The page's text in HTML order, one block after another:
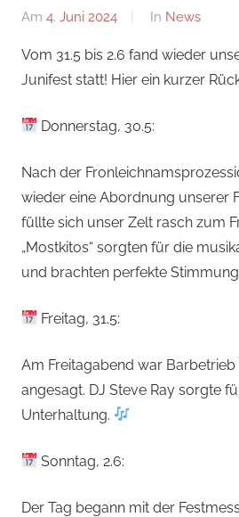
Am 4. Juni 2024
Von
Grundtner
In News
Vom 31.5 bis 2.6 fand wieder
Junifest statt! Hier ein kurzer
Donnerstag, 30.5:
Nach der
wieder eine Abordnung unserer
füllte sich unser Zelt rasch zum
„Mostkitos“ sorgten für die
und brachten perfekte Stimmung
Freitag, 31.5:
Am Freitagabend war
angesagt. DJ Steve Ray sorgte
Unterhaltung.
Sonntag, 2.6:
Der Tag begann mit der